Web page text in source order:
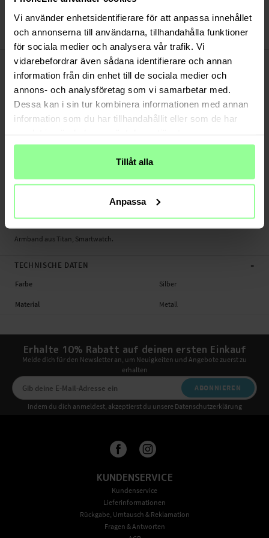
Vi använder enhetsidentifierare för att anpassa innehållet
och annonserna till användarna, tillhandahålla funktioner
för sociala medier och analysera vår trafik. Vi
vidarebefordrar även sådana identifierare och annan
information från din enhet till de sociala medier och
annons- och analysföretag som vi samarbetar med.
Dessa kan i sin tur kombinera informationen med annan
information som du har tillhandahållit eller som de har
Tillåt alla
Anpassa
30 Tage Rückgaberecht
Art number :47307
PRODUKTBESCHREIBUNG
Armband aus Titan für Amazfit GTS 2 Mini. Dieses armband bringt deine
Smartwatch auf das nächste Stilniveau, und verleiht ihr ein klassisches
Armbandsuhr-Gefühl verleihst. Das Armband ist in der Länge anpassbar (mit
Hilfe eines Stiftausdrückers, wird separat verkauft).
Länge: Zwischen 120 - 175mm (ohne Uhr)
Material: Titan
Armband aus Titan, Smartwatch.
TECHNISCHE DATEN -
Farbe Silber
Material Metall
Erhalte 10% Rabatt auf deinen ersten Einkauf
Melde dich für den Newsletter an, um Neuigkeiten und Angebote zuerst zu
erhalten
ABONNIEREN
Indem du dich anmeldest, akzeptierst du unsere Datenschutzerklärung
KUNDENSERVICE
Kundenservice
Lieferinformationen
Rückgabe, Umtausch & Reklamation
Fragen & Antworten